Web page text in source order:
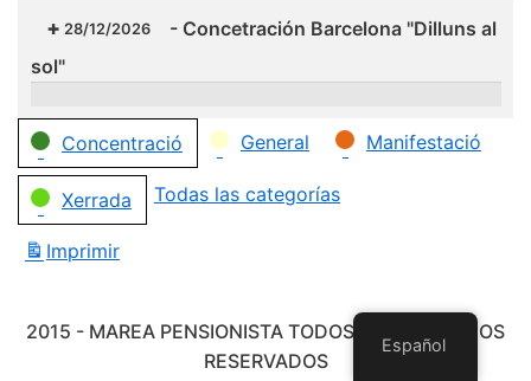
28/12/2026 - Concetración Barcelona "Dilluns al
sol"
Categorías
Concentració General Manifestació
Xerrada Todas las categorías
Imprimir
2015 - MAREA PENSIONISTA TODOS LOS DERECHOS
RESERVADOS
Español